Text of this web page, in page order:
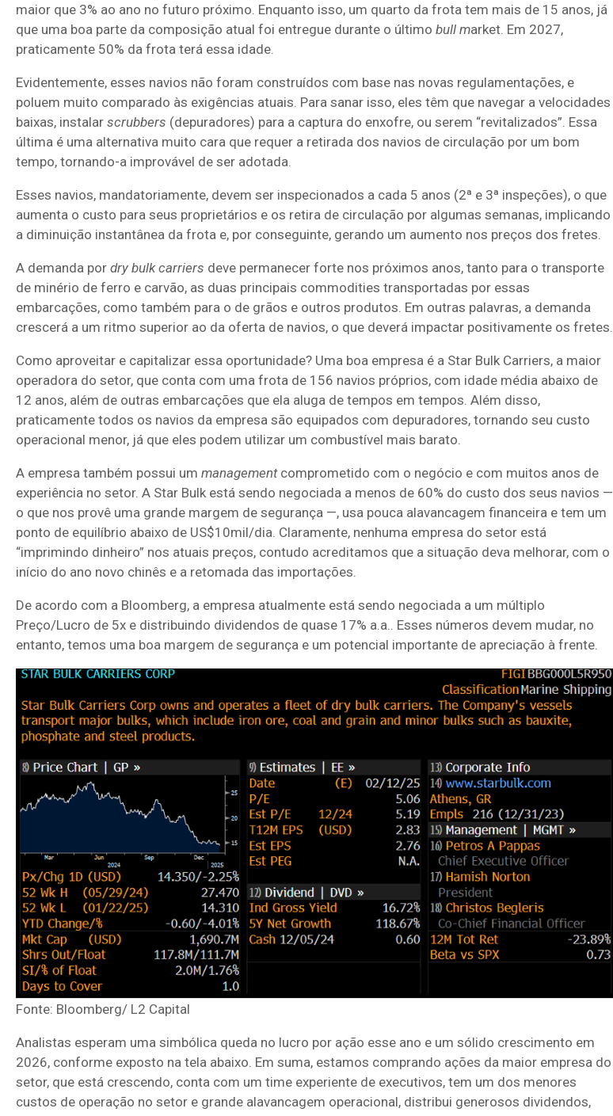
maior que 3% ao ano no futuro próximo. Enquanto isso, um quarto da frota tem mais de 15 anos, já
que uma boa parte da composição atual foi entregue durante o último bull market. Em 2027,
praticamente 50% da frota terá essa idade.
Evidentemente, esses navios não foram construídos com base nas novas regulamentações, e
poluem muito comparado às exigências atuais. Para sanar isso, eles têm que navegar a velocidades
baixas, instalar scrubbers (depuradores) para a captura do enxofre, ou serem “revitalizados”. Essa
última é uma alternativa muito cara que requer a retirada dos navios de circulação por um bom
tempo, tornando-a improvável de ser adotada.
Esses navios, mandatoriamente, devem ser inspecionados a cada 5 anos (2ª e 3ª inspeções), o que
aumenta o custo para seus proprietários e os retira de circulação por algumas semanas, implicando
a diminuição instantânea da frota e, por conseguinte, gerando um aumento nos preços dos fretes.
A demanda por dry bulk carriers deve permanecer forte nos próximos anos, tanto para o transporte
de minério de ferro e carvão, as duas principais commodities transportadas por essas
embarcações, como também para o de grãos e outros produtos. Em outras palavras, a demanda
crescerá a um ritmo superior ao da oferta de navios, o que deverá impactar positivamente os fretes.
Como aproveitar e capitalizar essa oportunidade? Uma boa empresa é a Star Bulk Carriers, a maior
operadora do setor, que conta com uma frota de 156 navios próprios, com idade média abaixo de
12 anos, além de outras embarcações que ela aluga de tempos em tempos. Além disso,
praticamente todos os navios da empresa são equipados com depuradores, tornando seu custo
operacional menor, já que eles podem utilizar um combustível mais barato.
A empresa também possui um managementcomprometido com o negócio e com muitos anos de
experiência no setor. A Star Bulk está sendo negociada a menos de 60% do custo dos seus navios —
o que nos provê uma grande margem de segurança —, usa pouca alavancagem financeira e tem um
ponto de equilíbrio abaixo de US$10mil/dia. Claramente, nenhuma empresa do setor está
“imprimindo dinheiro” nos atuais preços, contudo acreditamos que a situação deva melhorar, com o
início do ano novo chinês e a retomada das importações.
De acordo com a Bloomberg, a empresa atualmente está sendo negociada a um múltiplo
Preço/Lucro de 5x e distribuindo dividendos de quase 17% a.a.. Esses números devem mudar, no
entanto, temos uma boa margem de segurança e um potencial importante de apreciação à frente.
Fonte: Bloomberg/ L2 Capital
Analistas esperam uma simbólica queda no lucro por ação esse ano e um sólido crescimento em
2026, conforme exposto na tela abaixo. Em suma, estamos comprando ações da maior empresa do
setor, que está crescendo, conta com um time experiente de executivos, tem um dos menores
custos de operação no setor e grande alavancagem operacional, distribui generosos dividendos,